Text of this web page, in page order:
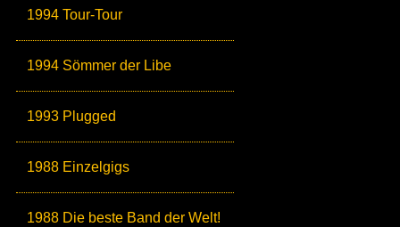
1994 Tour-Tour
1994 Sömmer der Libe
1993 Plugged
1988 Einzelgigs
1988 Die beste Band der Welt!